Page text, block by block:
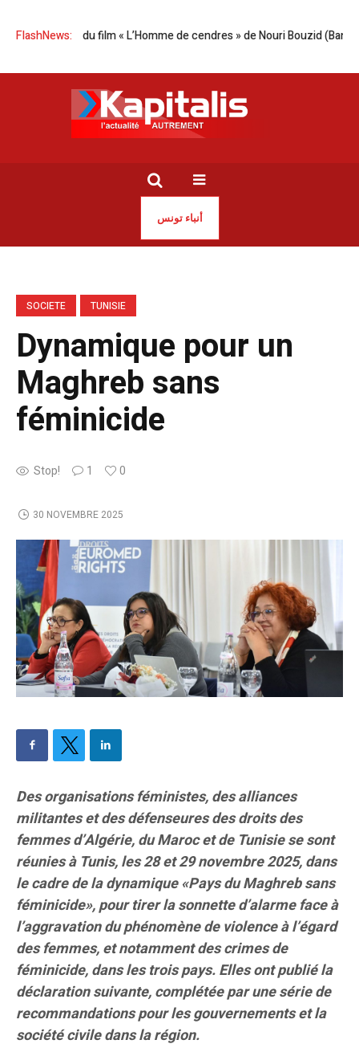
FlashNews:du film « L’Homme de cendres » de Nouri Bouzid (Bande-
أنباء تونس
SOCIETE TUNISIE
Dynamique pour un
Maghreb sans
féminicide
Stop! 1 0
30 NOVEMBRE 2025
Des organisations féministes, des alliances
militantes et des défenseures des droits des
femmes d’Algérie, du Maroc et de Tunisie se sont
réunies à Tunis, les 28 et 29 novembre 2025, dans
le cadre de la dynamique «Pays du Maghreb sans
féminicide», pour tirer la sonnette d’alarme face à
l’aggravation du phénomène de violence à l’égard
des femmes, et notamment des crimes de
féminicide, dans les trois pays. Elles ont publié la
déclaration suivante, complétée par une série de
recommandations pour les gouvernements et la
société civile dans la région.